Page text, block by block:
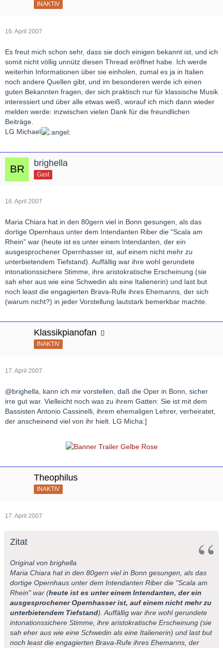
INAKTIV
16. April 2007
Es freut mich schon sehr, dass sie doch einigen bekannt ist, und ich
somit nicht völlig unnütz diesen Thread eröffnet habe. Ich werde
weiterhin Informationen über sie einholen, zumal es ja in Italien
noch andere Quellen gibt, und im besonderen werde ich einen
guten Bekannten fragen, der sich praktisch nur für klassische Musik
interessiert und über alle etwas weiß, worauf ich mich dann wieder
melden werde: inzwischen vielen Dank für die freundlichen
Beiträge.
LG Michael
brighella
Gast
16. April 2007
Maria Chiara hat in den 80gern viel in Bonn gesungen, als das
dortige Opernhaus unter dem Intendanten Riber die "Scala am
Rhein" war (heute ist es unter einem Intendanten, der ein
ausgesprochener Opernhasser ist, auf einem nicht mehr zu
unterbietendem Tiefstand). Auffällig war ihre wohl gerundete
intonationssichere Stimme, ihre aristokratische Erscheinung (sie
sah eher aus wie eine Schwedin als eine Italienerin) und last but
noch least die engagierten Brava-Rufe ihres Ehemanns, der sich
(warum nicht?) in jeder Vorstellung lautstark bemerkbar machte.
Klassikpianofan
INAKTIV
17. April 2007
@brighella, kann ich mir vorstellen, daß die Oper in Bonn, sicher
irre gut war. Vielleicht noch was zu ihrem Gatten: Sie ist mit dem
Bassisten Antonio Cassinelli, ihrem ehemaligen Lehrer, verheiratet,
der anscheinend viel von ihr hielt. LG Micha:]
Theophilus
INAKTIV
17. April 2007
Zitat
Original von brighella
Maria Chiara hat in den 80gern viel in Bonn gesungen, als das
dortige Opernhaus unter dem Intendanten Riber die "Scala am
Rhein" war (heute ist es unter einem Intendanten, der ein
ausgesprochener Opernhasser ist, auf einem nicht mehr zu
unterbietendem Tiefstand). Auffällig war ihre wohl gerundete
intonationssichere Stimme, ihre aristokratische Erscheinung (sie
sah eher aus wie eine Schwedin als eine Italienerin) und last but
noch least die engagierten Brava-Rufe ihres Ehemanns, der